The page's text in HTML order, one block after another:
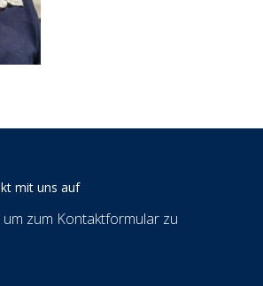
mit uns auf
um zum Kontaktformular zu